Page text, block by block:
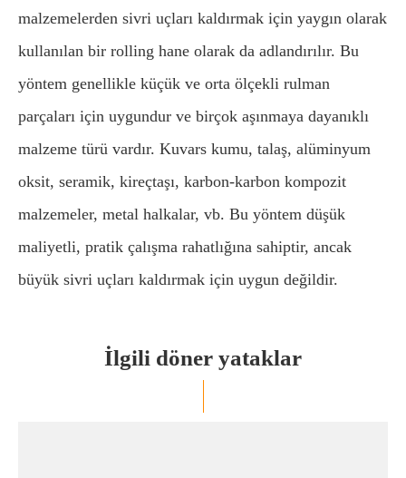
malzemelerden sivri uçları kaldırmak için yaygın olarak
kullanılan bir rolling hane olarak da adlandırılır. Bu
yöntem genellikle küçük ve orta ölçekli rulman
parçaları için uygundur ve birçok aşınmaya dayanıklı
malzeme türü vardır. Kuvars kumu, talaş, alüminyum
oksit, seramik, kireçtaşı, karbon-karbon kompozit
malzemeler, metal halkalar, vb. Bu yöntem düşük
maliyetli, pratik çalışma rahatlığına sahiptir, ancak
büyük sivri uçları kaldırmak için uygun değildir.
İlgili döner yataklar